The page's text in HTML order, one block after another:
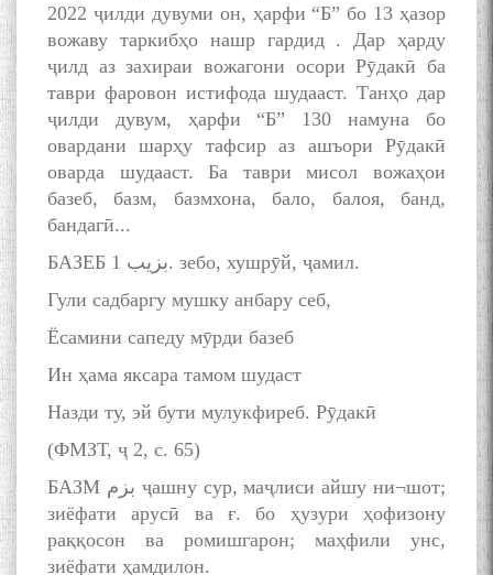
2022 ҷилди дувуми он, ҳарфи “Б” бо 13 ҳазор
вожаву таркибҳо нашр гардид . Дар ҳарду
ҷилд аз захираи вожагони осори Рӯдакӣ ба
таври фаровон истифода шудааст. Танҳо дар
ҷилди дувум, ҳарфи “Б” 130 намуна бо
овардани шарҳу тафсир аз ашъори Рӯдакӣ
оварда шудааст. Ба таври мисол вожаҳои
базеб, базм, базмхона, бало, балоя, банд,
бандагӣ...
БАЗЕБ بزیب 1. зебо, хушрӯй, ҷамил.
Гули садбаргу мушку анбару себ,
Ёсамини сапеду мӯрди базеб
Ин ҳама яксара тамом шудаст
Назди ту, эй бути мулукфиреб. Рӯдакӣ
(ФМЗТ, ҷ 2, с. 65)
БАЗМ بزم ҷашну сур, маҷлиси айшу ни¬шот;
зиёфати арусӣ ва ғ. бо ҳузури ҳофизону
раққосон ва ромишгарон; маҳфили унс,
зиёфати ҳамдилон.